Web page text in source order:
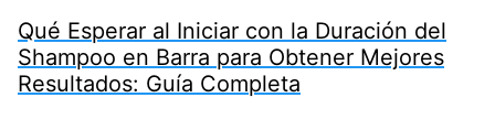
Qué Esperar al Iniciar con la Duración del
Shampoo en Barra para Obtener Mejores
Resultados: Guía Completa